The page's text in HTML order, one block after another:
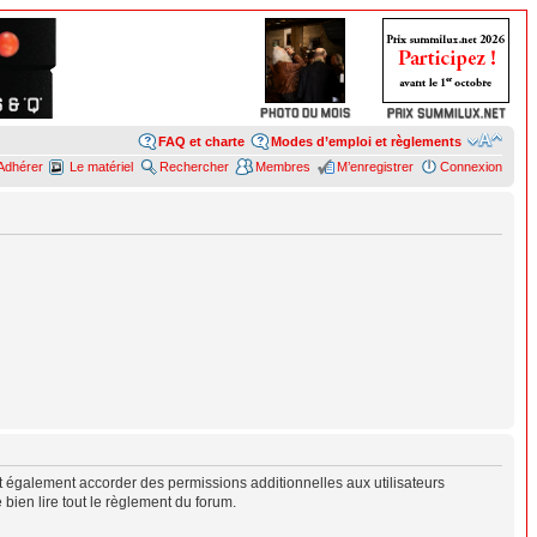
Modes d’emploi et règlements
FAQ et charte
Connexion
M’enregistrer
Membres
Rechercher
Le matériel
accorder des permissions additionnelles aux utilisateurs
lire tout le règlement du forum.